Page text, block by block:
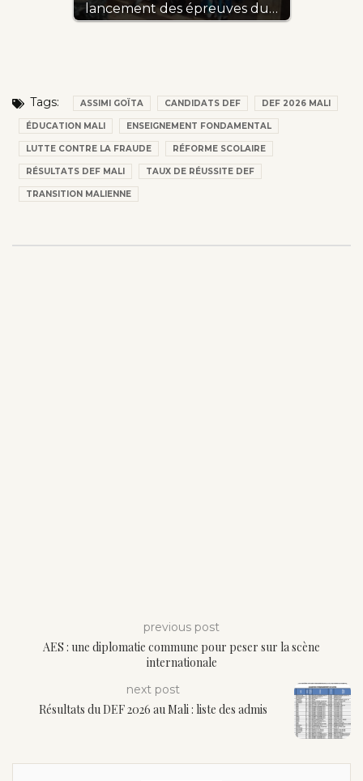
lancement des épreuves du…
Tags: ASSIMI GOÏTA CANDIDATS DEF DEF 2026 MALI
ÉDUCATION MALI ENSEIGNEMENT FONDAMENTAL
LUTTE CONTRE LA FRAUDE RÉFORME SCOLAIRE
RÉSULTATS DEF MALI TAUX DE RÉUSSITE DEF
TRANSITION MALIENNE
previous post
AES : une diplomatie commune pour peser sur la scène
internationale
next post
Résultats du DEF 2026 au Mali : liste des admis